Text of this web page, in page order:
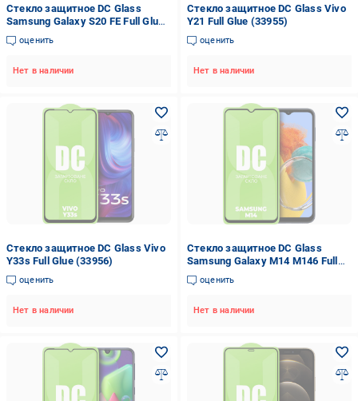
Стекло защитное DC Glass
Samsung Galaxy S20 FE Full Glue
(33974)
оценить
Нет в наличии
Стекло защитное DC Glass Vivo
Y21 Full Glue (33955)
оценить
Нет в наличии
Стекло защитное DC Glass Vivo
Y33s Full Glue (33956)
оценить
Нет в наличии
Стекло защитное DC Glass
Samsung Galaxy M14 M146 Full
Glue (33961)
оценить
Нет в наличии